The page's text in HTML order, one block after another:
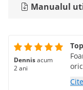
Manualul
Dennisacum
2 ani